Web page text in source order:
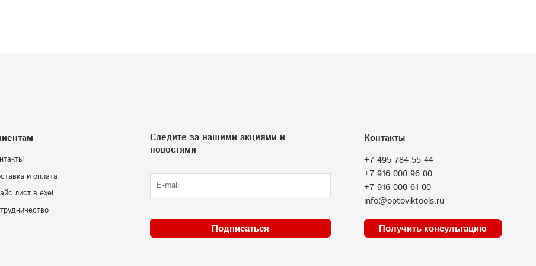
и оплата
лист в exel
Контакты
+7 495 784 55 44
+7 916 000 96 00
+7 916 000 61 00
info@optoviktools.ru
Получить консультацию
Следите за нашими акциями и
новостями
Подписаться